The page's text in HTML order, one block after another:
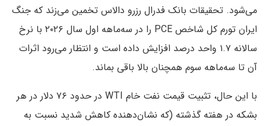
می‌شود. تحقیقات بانک فدرال رزرو دالاس تخمین می‌زند که جنگ
ایران تورم کل شاخص PCE را در سه‌ماهه اول سال ۲۰۲۶ با نرخ
سالانه ۱.۷ واحد درصد افزایش داده است و انتظار می‌رود اثرات
آن تا سه‌ماهه سوم همچنان بالا باقی بماند.
با این حال، تثبیت قیمت نفت خام WTI در حدود ۷۶ دلار در هر
بشکه در هفته گذشته (که نشان‌دهنده کاهش شدید نسبت به